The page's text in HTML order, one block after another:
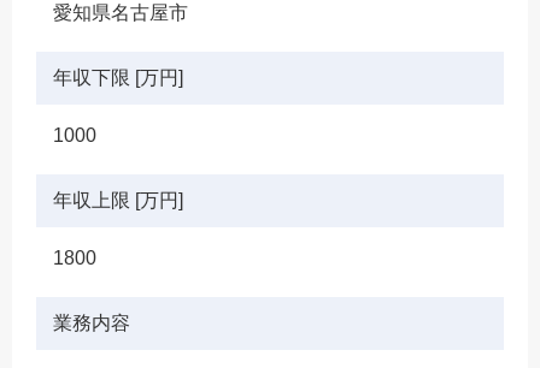
愛知県名古屋市
年収下限 [万円]
1000
年収上限 [万円]
1800
業務内容